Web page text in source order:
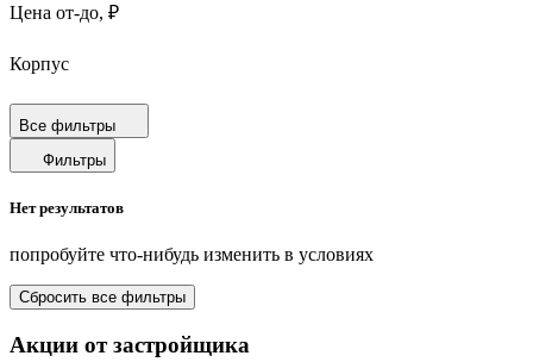
Цена от-до, ₽
Корпус
Срок сдачи
Площадь от-до, м²
Площадь кухни от-до, м²
Площадь балкона от-до, м²
Санузел
Все фильтры
Фильтры
Нет результатов
попробуйте что-нибудь изменить в условиях
Сбросить все фильтры
Акции от застройщика